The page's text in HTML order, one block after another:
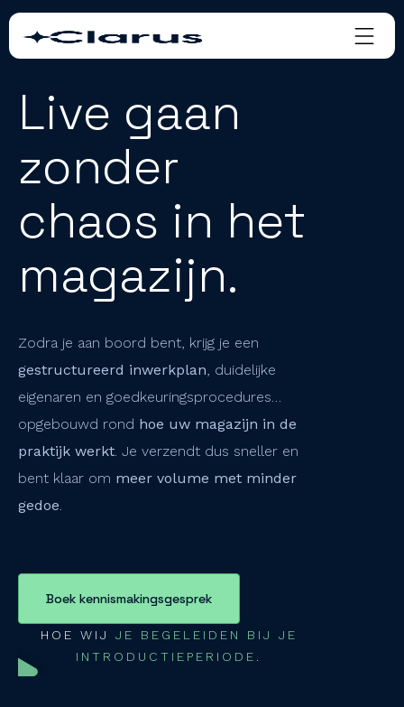
Live gaan
zonder
chaos in het
magazijn.
Zodra je aan boord bent, krijg je een
gestructureerd inwerkplan, duidelijke
eigenaren en goedkeuringsprocedures…
opgebouwd rond hoe uw magazijn in de
praktijk werkt. Je verzendt dus sneller en
bent klaar om meer volume met minder
gedoe.
Boek kennismakingsgesprek
HOE WIJ
JE BEGELEIDEN BIJ JE
INTRODUCTIEPERIODE.